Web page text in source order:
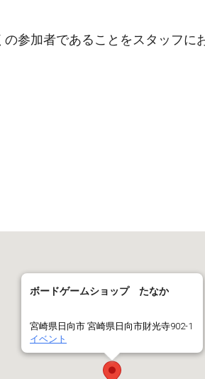
参加者であることをスタッフに
ボードゲームショップ たなか
宮崎県日向市 宮崎県日向市財光寺902-1
イベント